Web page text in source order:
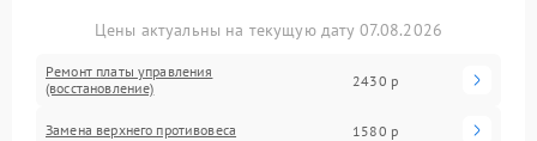
Цены актуальны на текущую дату 07.08.2026
Ремонт платы управления
(восстановление)
2430 р
Замена верхнего противовеса 1580 р